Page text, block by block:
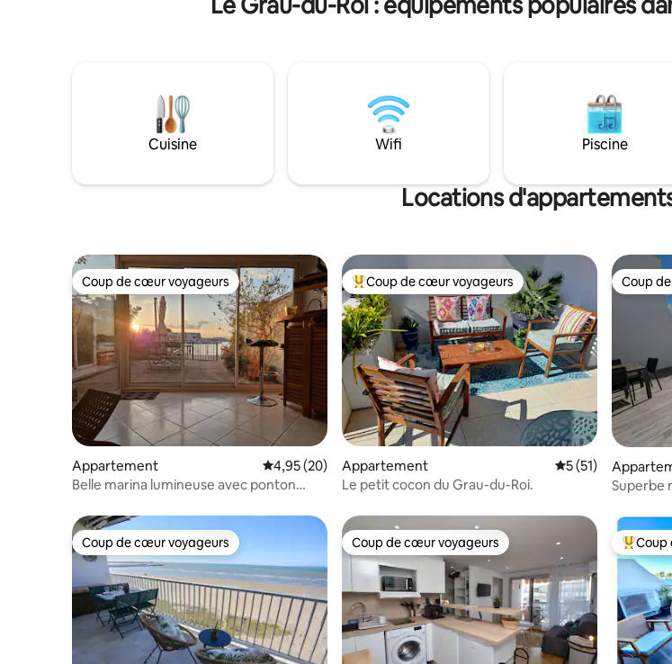
☀️A 8mn à pied de la plage et des
Cuisine Wifi Piscine
Locations
Coup de cœur voyageurs
Coup de cœur voyageurs
Appartement Évaluation moyenne sur la base de 20 commentaires : 4,95 sur 5
4,95 (20)
Belle marina lumineuse avec ponton
Coups de cœur voyageurs les plus appréciés
Coup de cœur voyageurs
Appartement Évaluation
5 (51)
Le petit cocon du Grau-du-Roi.
Coup
Coup
Superbe
Coup de cœur voyageurs
Coup de cœur voyageurs Coup de cœur voyageurs
Coup de cœur voyageurs Coups
Coup